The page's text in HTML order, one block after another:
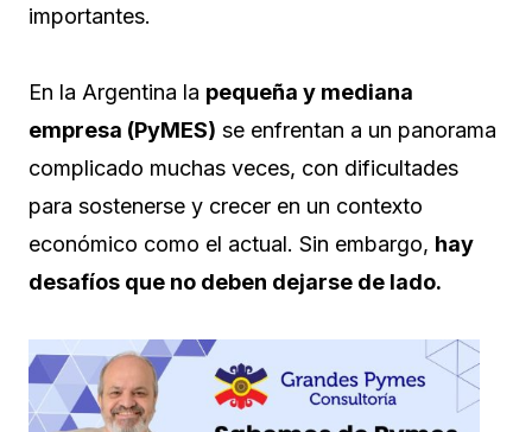
importantes.
En la Argentina la pequeña y mediana
empresa (PyMES) se enfrentan a un panorama
complicado muchas veces, con dificultades
para sostenerse y crecer en un contexto
económico como el actual. Sin embargo, hay
desafíos que no deben dejarse de lado.